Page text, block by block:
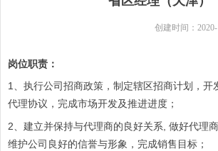
岗位职责：
1、执行公司招商政策，制定辖区招商计划，开
代理协议，完成市场开发及推进进度；
2、建立并保持与代理商的良好关系, 做好代理
维护公司良好的信誉与形象，完成销售目标；
创建时间：